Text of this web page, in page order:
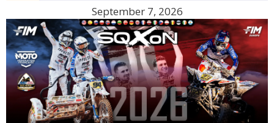
September 7, 2026